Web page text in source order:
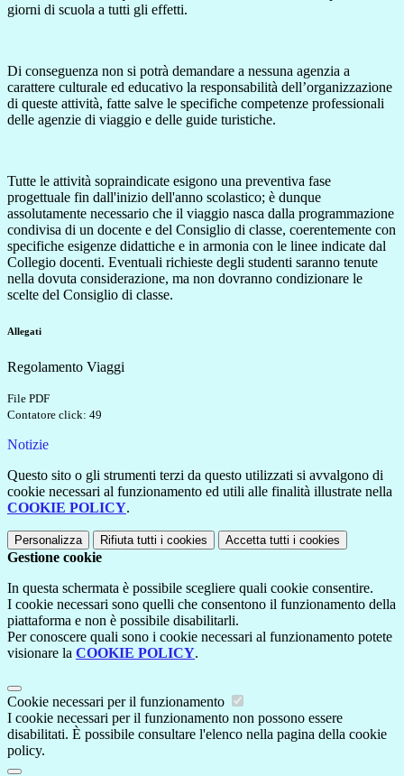
giorni di scuola a tutti gli effetti.
Di conseguenza non si potrà demandare a nessuna agenzia a
carattere culturale ed educativo la responsabilità dell’organizzazione
di queste attività, fatte salve le specifiche competenze professionali
delle agenzie di viaggio e delle guide turistiche.
Tutte le attività sopraindicate esigono una preventiva fase
progettuale fin dall'inizio dell'anno scolastico; è dunque
assolutamente necessario che il viaggio nasca dalla programmazione
condivisa di un docente e del Consiglio di classe, coerentemente con
specifiche esigenze didattiche e in armonia con le linee indicate dal
Collegio docenti. Eventuali richieste degli studenti saranno tenute
nella dovuta considerazione, ma non dovranno condizionare le
scelte del Consiglio di classe.
Allegati
Regolamento Viaggi
File PDF
Contatore click: 49
Notizie
Questo sito o gli strumenti terzi da questo utilizzati si avvalgono di
cookie necessari al funzionamento ed utili alle finalità illustrate nella
COOKIE POLICY.
Personalizza Rifiuta tutti i cookies Accetta tutti i cookies
Gestione cookie
In questa schermata è possibile scegliere quali cookie consentire.
I cookie necessari sono quelli che consentono il funzionamento della
piattaforma e non è possibile disabilitarli.
Per conoscere quali sono i cookie necessari al funzionamento potete
visionare la COOKIE POLICY.
Cookie necessari per il funzionamento
I cookie necessari per il funzionamento non possono essere
disabilitati. È possibile consultare l'elenco nella pagina della cookie
policy.